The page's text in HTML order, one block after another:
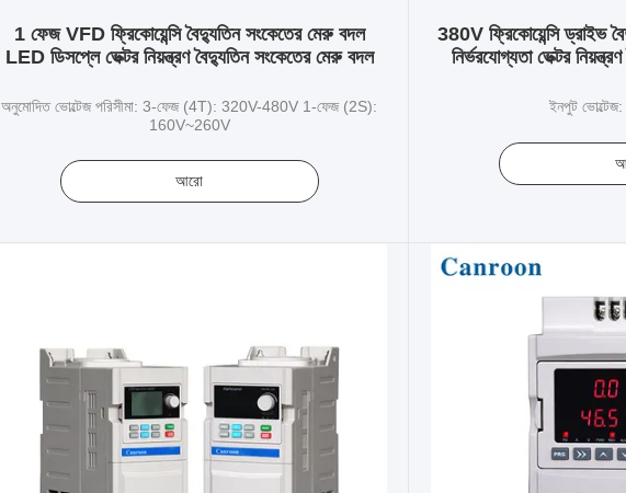
1 ফেজ VFD ফ্রিকোয়েন্সি বৈদ্যুতিন সংকেতের মেরু বদল
LED ডিসপ্লে ভেক্টর নিয়ন্ত্রণ বৈদ্যুতিন সংকেতের মেরু বদল
অনুমোদিত ভোল্টেজ পরিসীমা: 3-ফেজ (4T): 320V-480V 1-ফেজ (2S):
160V~260V
আরো
380V ফ্রিকোয়েন্সি ড্রাইভ
নির্ভরযোগ্যতা ভেক্টর
ইনপুট